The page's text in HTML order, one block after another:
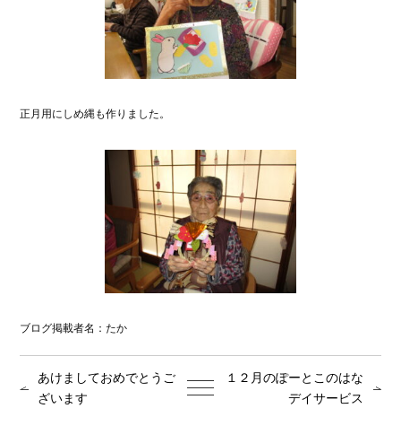
正月用にしめ縄も作りました。
ブログ掲載者名：たか
あけましておめでとうご
ざいます
１２月のぽーとこのはな
デイサービス